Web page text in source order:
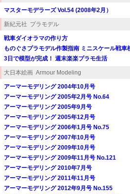
マスターモデラーズ Vol.54 (2008年2月）
新紀元社 プラモデル
戦車ダイオラマの作り方
ものぐさプラモデル作製指南 ミニスケール戦車
3日で模型が完成！ 週末楽楽プラモ生活
大日本絵画 Armour Modeling
アーマーモデリング 2004年10月号
アーマーモデリング 2005年2月号 No.64
アーマーモデリング 2005年9月号
アーマーモデリング 2005年12月号
アーマーモデリング 2006年1月号 No.75
アーマーモデリング 2007年10月号
アーマーモデリング 2009年10月号
アーマーモデリング 2009年11月号 No.121
アーマーモデリング 2010年7月号
アーマーモデリング 2011年11月号
アーマーモデリング 2012年9月号 No.155
ックス
テン